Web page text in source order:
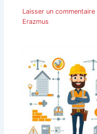
Laisser un commentaire
Erazmus